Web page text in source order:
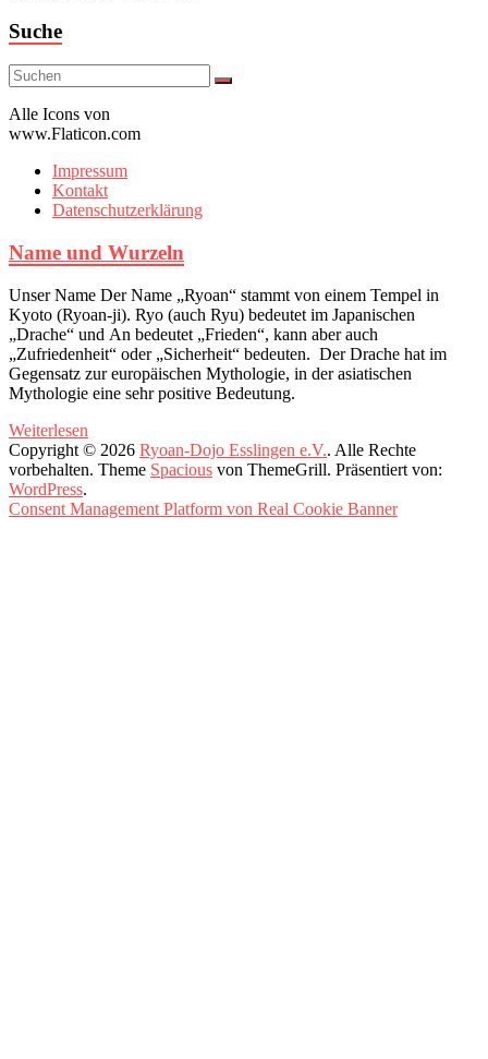
Suche
Alle Icons von
www.Flaticon.com
Impressum
Kontakt
Datenschutzerklärung
Name und Wurzeln
Unser Name Der Name „Ryoan“ stammt von einem Tempel in
Kyoto (Ryoan-ji). Ryo (auch Ryu) bedeutet im Japanischen
„Drache“ und An bedeutet „Frieden“, kann aber auch
„Zufriedenheit“ oder „Sicherheit“ bedeuten. Der Drache hat im
Gegensatz zur europäischen Mythologie, in der asiatischen
Mythologie eine sehr positive Bedeutung.
Weiterlesen
Copyright © 2026 Ryoan-Dojo Esslingen e.V.. Alle Rechte
vorbehalten. Theme Spacious von ThemeGrill. Präsentiert von:
WordPress.
Consent Management Platform von Real Cookie Banner